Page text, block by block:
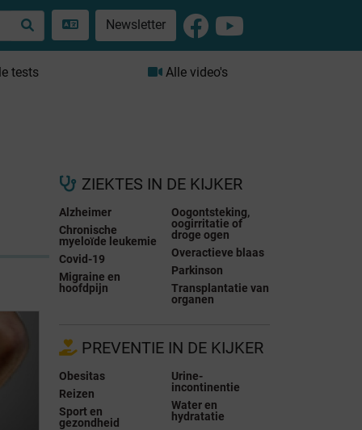
Newsletter
tests Alle video's
ZIEKTES IN DE KIJKER
Alzheimer
Chronische
myeloïde leukemie
Covid-19
Migraine en
hoofdpijn
Oogontsteking,
oogirritatie of
droge ogen
Overactieve blaas
Parkinson
Transplantatie van
organen
PREVENTIE IN DE KIJKER
Obesitas
Reizen
Sport en
gezondheid
Urine-
incontinentie
Water en
hydratatie